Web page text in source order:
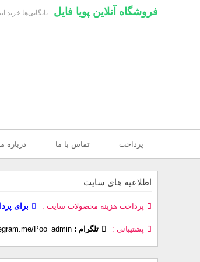
فروشگاه آنلاین پویا فایل بایگانی‌ها خرید
پرداخت تماس با ما درباره
اطلاعیه های سایت
پرداخت هزینه محصولات سایت برای
پشتیبانی تلگرام : Poo_admin